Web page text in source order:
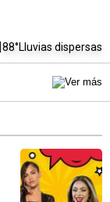
88°Lluvias dispersas